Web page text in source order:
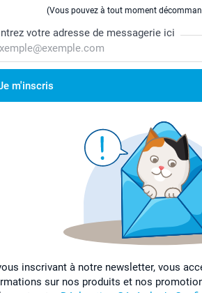
(Vous pouvez à tout moment
votre adresse de messagerie ici
m'inscris
inscrivant à notre newsletter, vous
sur nos produits et nos